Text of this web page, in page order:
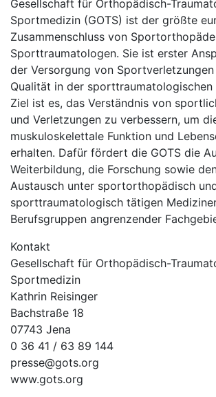
Gesellschaft für Orthopädisch-
Sportmedizin (GOTS) ist der größte
Zusammenschluss von
Sporttraumatologen. Sie ist erster
der Versorgung von
Qualität in der sporttraumatologischen
Ziel ist es, das Verständnis von
und Verletzungen zu verbessern, um
muskuloskelettale Funktion und
erhalten. Dafür fördert die GOTS die
Weiterbildung, die Forschung sowie
Austausch unter sportorthopädisch
sporttraumatologisch tätigen
Berufsgruppen angrenzender
Kontakt
Gesellschaft für Orthopädisch-
Sportmedizin
Kathrin Reisinger
Bachstraße 18
07743 Jena
0 36 41 / 63 89 144
presse@gots.org
www.gots.org